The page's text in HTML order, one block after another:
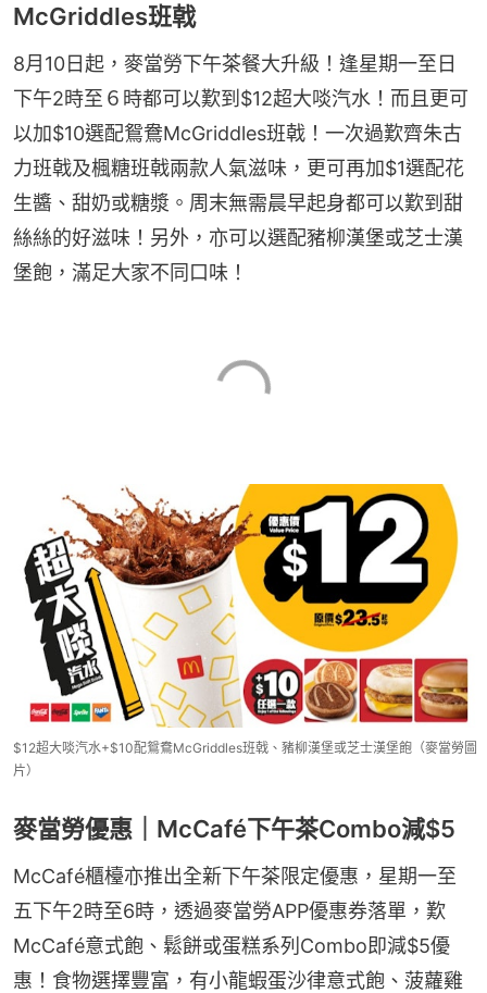
McGriddles班戟
8月10日起，麥當勞下午茶餐大升級！逢星期一至日
下午2時至６時都可以歎到$12超大啖汽水！而且更可
以加$10選配鴛鴦McGriddles班戟！一次過歎齊朱古
力班戟及楓糖班戟兩款人氣滋味，更可再加$1選配花
生醬、甜奶或糖漿。周末無需晨早起身都可以歎到甜
絲絲的好滋味！另外，亦可以選配豬柳漢堡或芝士漢
堡飽，滿足大家不同口味！
$12超大啖汽水+$10配鴛鴦McGriddles班戟、豬柳漢堡或芝士漢堡飽（麥當勞圖
片）
麥當勞優惠｜McCafé下午茶Combo減$5
McCafé櫃檯亦推出全新下午茶限定優惠，星期一至
五下午2時至6時，透過麥當勞APP優惠券落單，歎
McCafé意式飽、鬆餅或蛋糕系列Combo即減$5優
惠！食物選擇豐富，有小龍蝦蛋沙律意式飽、菠蘿雞